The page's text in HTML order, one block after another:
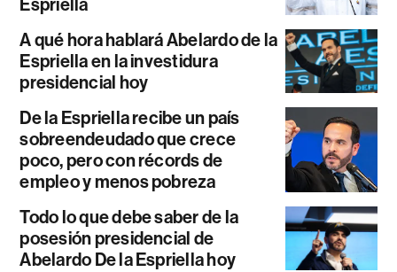
Espriella
A qué hora hablará Abelardo de la
Espriella en la investidura
presidencial hoy
De la Espriella recibe un país
sobreendeudado que crece
poco, pero con récords de
empleo y menos pobreza
Todo lo que debe saber de la
posesión presidencial de
Abelardo De la Espriella hoy